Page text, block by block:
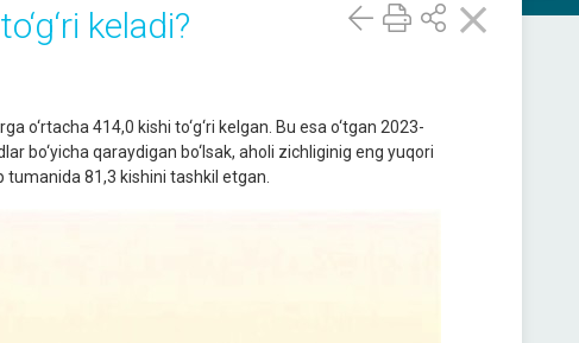
keladi?
414,0 kishi to‘g‘ri kelgan. Bu esa o‘tgan 2023-
bo‘yicha qaraydigan bo‘lsak, aholi zichliginig eng yuqori
tumanida 81,3 kishini tashkil etgan.